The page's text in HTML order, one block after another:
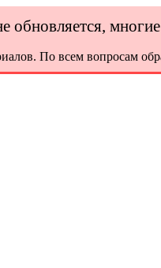
обновляется,
По всем вопросам